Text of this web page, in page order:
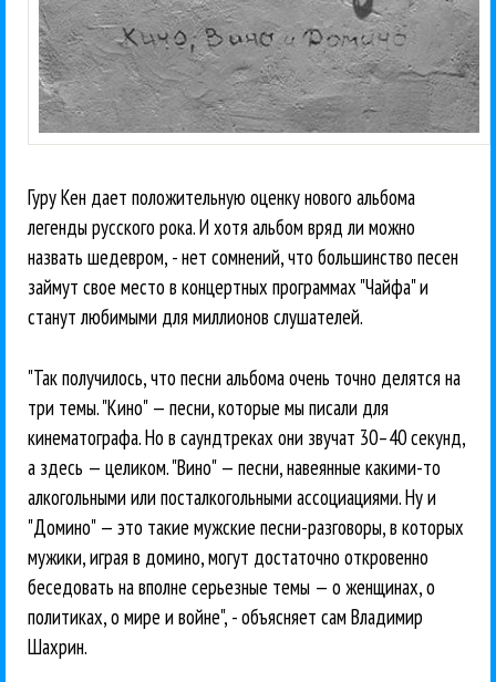
Гуру Кен дает положительную оценку нового альбома
легенды русского рока. И хотя альбом вряд ли можно
назвать шедевром, - нет сомнений, что большинство песен
займут свое место в концертных программах "Чайфа" и
станут любимыми для миллионов слушателей.
"Так получилось, что песни альбома очень точно делятся на
три темы. "Кино" — песни, которые мы писали для
кинематографа. Но в саундтреках они звучат 30–40 секунд,
а здесь — целиком. "Вино" — песни, навеянные какими-то
алкогольными или посталкогольными ассоциациями. Ну и
"Домино" — это такие мужские песни-разговоры, в которых
мужики, играя в домино, могут достаточно откровенно
беседовать на вполне серьезные темы — о женщинах, о
политиках, о мире и войне", - объясняет сам Владимир
Шахрин.